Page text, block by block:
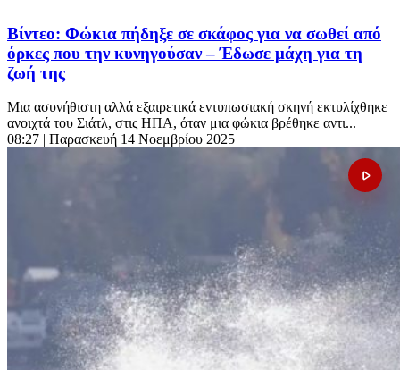
Βίντεο: Φώκια πήδηξε σε σκάφος για να σωθεί από
όρκες που την κυνηγούσαν – Έδωσε μάχη για τη
ζωή της
Μια ασυνήθιστη αλλά εξαιρετικά εντυπωσιακή σκηνή εκτυλίχθηκε
ανοιχτά του Σιάτλ, στις ΗΠΑ, όταν μια φώκια βρέθηκε αντι...
08:27 | Παρασκευή 14 Νοεμβρίου 2025